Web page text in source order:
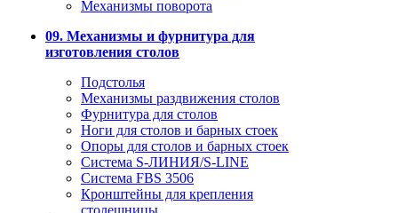
Механизмы поворота
09. Механизмы и фурнитура для
изготовления столов
Подстолья
Механизмы раздвижения столов
Фурнитура для столов
Ноги для столов и барных стоек
Опоры для столов и барных стоек
Система S-ЛИНИЯ/S-LINE
Система FBS 3506
Кронштейны для крепления
столешницы